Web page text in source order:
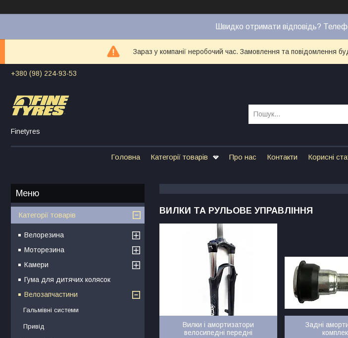
Швидко отримати відповідь?
Зараз у компанії неробочий час. Замовлення та повідомлення
+380 (98) 224-93-53
Finetyres
Головна Категорії товарів Про нас Контакти Корисні
ВИЛКИ ТА РУЛЬОВЕ УПРАВЛІННЯ
Вилки і амортизатори
велосипедні передні
Задні
Категорії товарів
Велорезина
Моторезина
Камери
Гума для дитячих колясок
Велозапчастини
Гальмівні системи
Привід